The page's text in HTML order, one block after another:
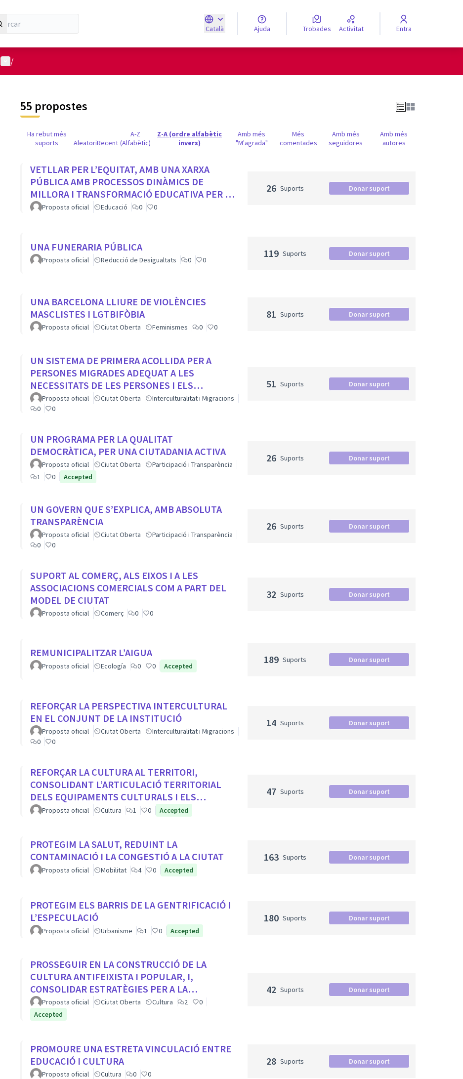
Català
Triar la llenguaElegir el idioma
Ajuda Trobades Activitat Entra
Menú d'usuari
/
55 propostes
Ha rebut més
suports
AleatoriRecent
A-Z
(Alfabètic)
Z-A (ordre alfabètic
invers)
Amb més
"M'agrada"
Més
comentades
Amb més
seguidores
Amb més
autores
VETLLAR PER L’EQUITAT, AMB UNA XARXA
PÚBLICA AMB PROCESSOS DINÀMICS DE
MILLORA I TRANSFORMACIÓ EDUCATIVA PER A
TOTS ELS CENTRES DE LA CIUTAT
Proposta oficial Educació 0 0
26 Suports Donar suport
UNA FUNERARIA PÚBLICA
Proposta oficial Reducció de Desigualtats 0 0
119 Suports Donar suport
UNA BARCELONA LLIURE DE VIOLÈNCIES
MASCLISTES I LGTBIFÒBIA
Proposta oficial Ciutat Oberta Feminismes 0 0
81 Suports Donar suport
UN SISTEMA DE PRIMERA ACOLLIDA PER A
PERSONES MIGRADES ADEQUAT A LES
NECESSITATS DE LES PERSONES I ELS
MUNICIPIS
Proposta oficial Ciutat Oberta
Interculturalitat i Migracions
0
0
51 Suports Donar suport
UN PROGRAMA PER LA QUALITAT
DEMOCRÀTICA, PER UNA CIUTADANIA ACTIVA
Proposta oficial Ciutat Oberta
Participació i Transparència
1
0 Accepted
26 Suports Donar suport
UN GOVERN QUE S’EXPLICA, AMB ABSOLUTA
TRANSPARÈNCIA
Proposta oficial Ciutat Oberta
Participació i Transparència
0
0
26 Suports Donar suport
SUPORT AL COMERÇ, ALS EIXOS I A LES
ASSOCIACIONS COMERCIALS COM A PART DEL
MODEL DE CIUTAT
Proposta oficial Comerç 0 0
32 Suports Donar suport
REMUNICIPALITZAR L’AIGUA
Proposta oficial Ecología 0 0 Accepted
189 Suports Donar suport
REFORÇAR LA PERSPECTIVA INTERCULTURAL
EN EL CONJUNT DE LA INSTITUCIÓ
Proposta oficial Ciutat Oberta
Interculturalitat i Migracions
0
0
14 Suports Donar suport
REFORÇAR LA CULTURA AL TERRITORI,
CONSOLIDANT L’ARTICULACIÓ TERRITORIAL
DELS EQUIPAMENTS CULTURALS I ELS
PROJECTES COMUNITARIS
Proposta oficial Cultura 1 0 Accepted
47 Suports Donar suport
PROTEGIM LA SALUT, REDUINT LA
CONTAMINACIÓ I LA CONGESTIÓ A LA CIUTAT
Proposta oficial Mobilitat 4 0 Accepted
163 Suports Donar suport
PROTEGIM ELS BARRIS DE LA GENTRIFICACIÓ I
L’ESPECULACIÓ
Proposta oficial Urbanisme 1 0 Accepted
180 Suports Donar suport
PROSSEGUIR EN LA CONSTRUCCIÓ DE LA
CULTURA ANTIFEIXISTA I POPULAR, I,
CONSOLIDAR ESTRATÈGIES PER A LA
VISIBILITZACIÓ DE LA MEMÒRIA DEMOCRÀTICA
CIUTADA
Proposta oficial Ciutat Oberta Cultura 2
0
Accepted
42 Suports Donar suport
PROMOURE UNA ESTRETA VINCULACIÓ ENTRE
EDUCACIÓ I CULTURA
Proposta oficial Cultura 0 0
28 Suports Donar suport